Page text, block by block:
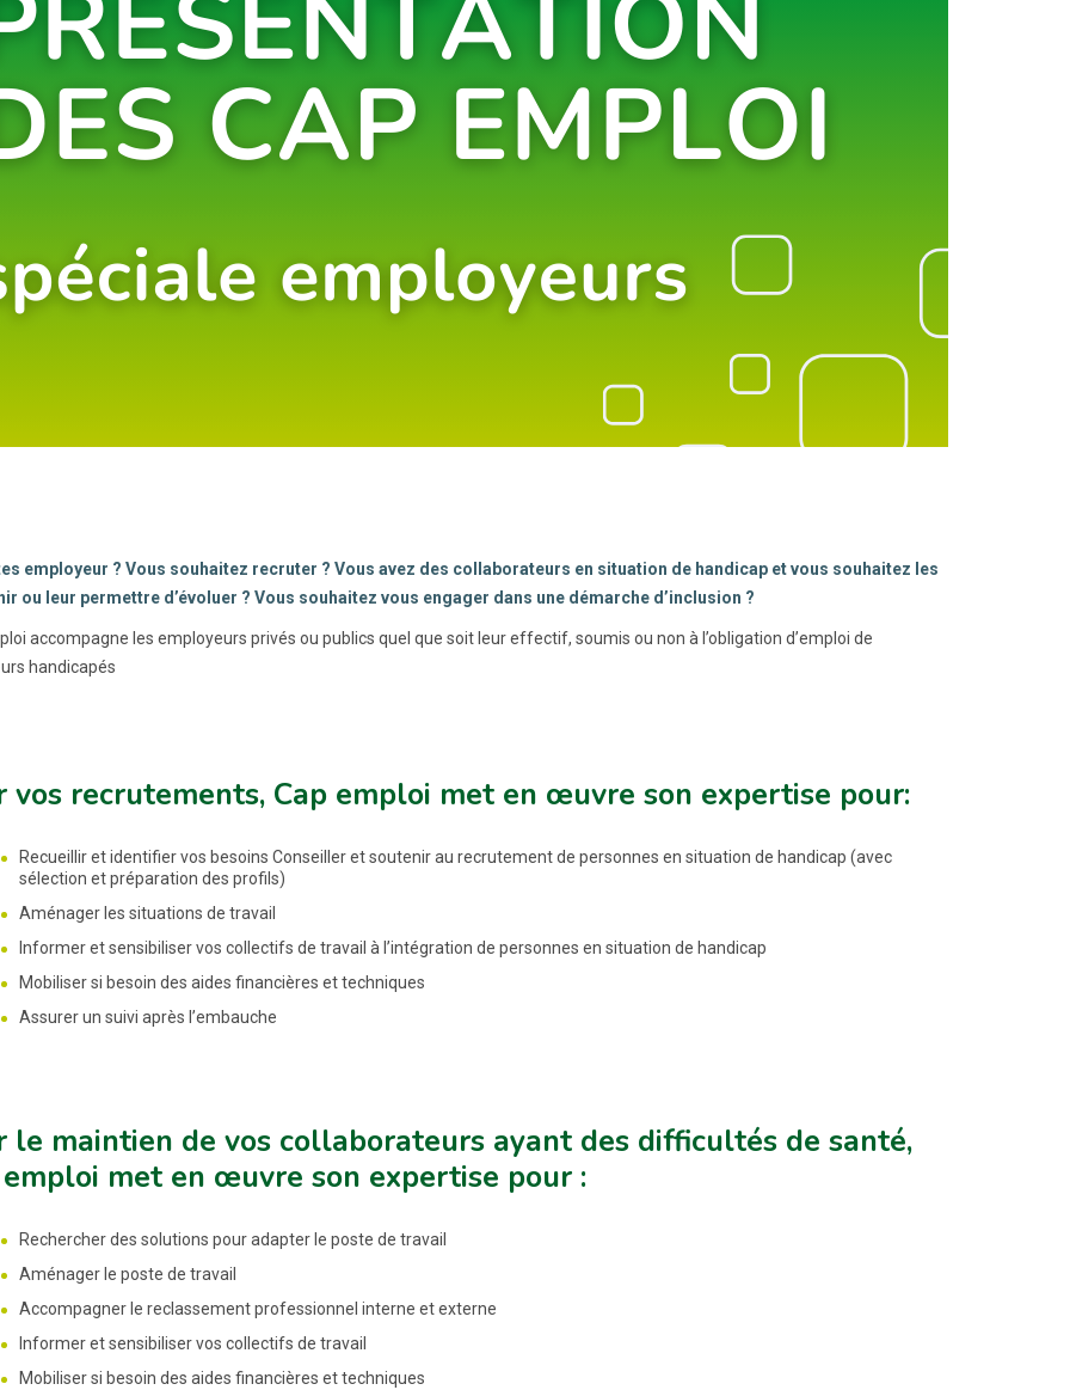
employeur ? Vous souhaitez recruter ? Vous avez des collaborateurs en situation de handicap et vous souhaitez les
ou leur permettre d’évoluer ? Vous souhaitez vous engager dans une démarche d’inclusion ?
accompagne les employeurs privés ou publics quel que soit leur effectif, soumis ou non à l’obligation d’emploi de
handicapés
vos recrutements, Cap emploi met en œuvre son expertise pour:
Recueillir et identifier vos besoins Conseiller et soutenir au recrutement de personnes en situation de handicap (avec
sélection et préparation des profils)
Aménager les situations de travail
Informer et sensibiliser vos collectifs de travail à l’intégration de personnes en situation de handicap
Mobiliser si besoin des aides financières et techniques
Assurer un suivi après l’embauche
le maintien de vos collaborateurs ayant des difficultés de santé,
met en œuvre son expertise pour :
Rechercher des solutions pour adapter le poste de travail
Aménager le poste de travail
Accompagner le reclassement professionnel interne et externe
Informer et sensibiliser vos collectifs de travail
Mobiliser si besoin des aides financières et techniques